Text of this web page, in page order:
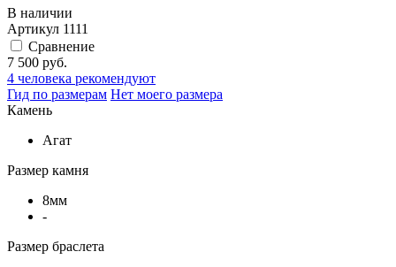
В наличии
Артикул 1111
Сравнение
7 500 руб.
4 человека рекомендуют
Гид по размерам Нет моего размера
Камень
Агат
Размер камня
8мм
-
Размер браслета